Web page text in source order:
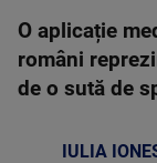
O aplicație
români
de o sută de
IULIA